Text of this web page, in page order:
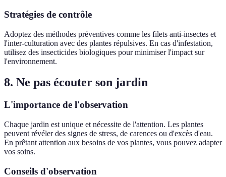
Stratégies de contrôle
Adoptez des méthodes préventives comme les filets anti-insectes et
l'inter-culturation avec des plantes répulsives. En cas d'infestation,
utilisez des insecticides biologiques pour minimiser l'impact sur
l'environnement.
8. Ne pas écouter son jardin
L'importance de l'observation
Chaque jardin est unique et nécessite de l'attention. Les plantes
peuvent révéler des signes de stress, de carences ou d'excès d'eau.
En prêtant attention aux besoins de vos plantes, vous pouvez adapter
vos soins.
Conseils d'observation